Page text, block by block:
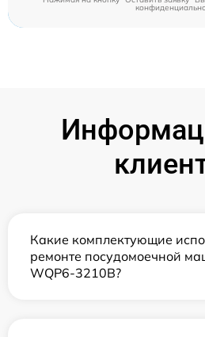
Какие комплектующие
ремонте посудомоечной
WQP6-3210B?